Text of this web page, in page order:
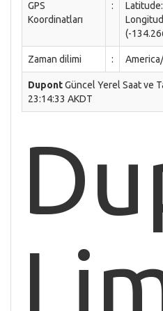
GPS
Koordinatları
:
(-
Zaman dilimi :
DupontGüncel Yerel Saat ve
23:14:33 AKDT